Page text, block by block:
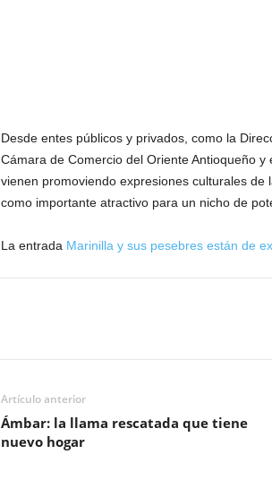
Desde entes públicos y privados, como la
Cámara de Comercio del Oriente Antioqueño
vienen promoviendo expresiones culturales
como importante atractivo para un nicho de
La entrada Marinilla y sus pesebres están de
Artículo anterior
Ámbar: la llama rescatada que tiene
nuevo hogar